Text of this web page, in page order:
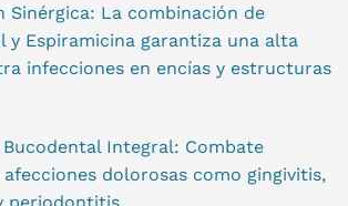
Sinérgica: La combinación de
y Espiramicina garantiza una alta
infecciones en encías y estructuras
Integral: Combate
dolorosas como gingivitis,
periodontitis.